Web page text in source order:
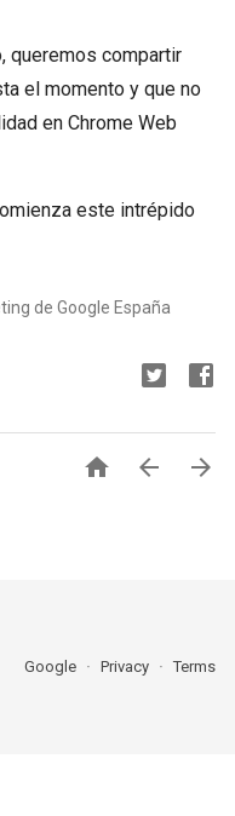
queremos compartir
el momento y que no
en Chrome Web
este intrépido
de Google España
  
Google Privacy Terms